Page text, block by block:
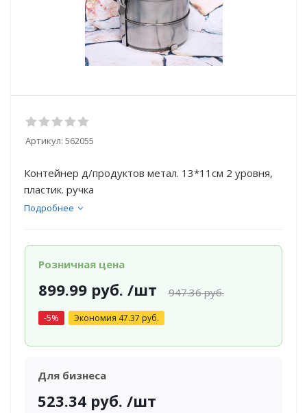
Артикул: 562055
Контейнер д/продуктов метал. 13*11см 2 уровня,
пластик. ручка
Подробнее
Розничная цена
899.99руб. /шт 947.36руб.
-5% Экономия 47.37 руб.
Для бизнеса
523.34 руб. /шт